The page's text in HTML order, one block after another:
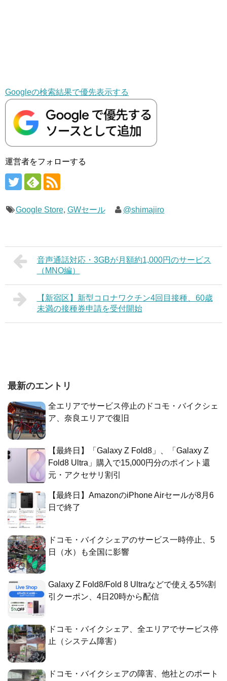
Googleの検索結果で優先表示する
運営者をフォローする
Google Store, GWセール @shimajiro
音声通話対応・3GBが月額約1,000円のサービス
（MNO編）
【新宿区】新型コロナワクチン4回目接種、60歳
未満の接種券申請を受付開始
最新のエントリ
全エリアでサービス停止のドコモ・バイクシェ
ア、奈良エリアで復旧
【最終日】「Galaxy Z Fold8」、「Galaxy Z
Fold8 Ultra」購入で15,000円分のポイント還
元・アクセサリ割引
【最終日】AmazonのiPhone Airセールが8月6
日で終了
ドコモ・バイクシェアのサービス一時停止、5
日（水）も全国に影響
Galaxy Z Fold8/Fold 8 Ultraなどで使える5%割
引クーポン、4日20時から配信
ドコモ・バイクシェア、全エリアでサービス停
止（システム障害）
ドコモ・バイクシェアの障害、他社とのポート